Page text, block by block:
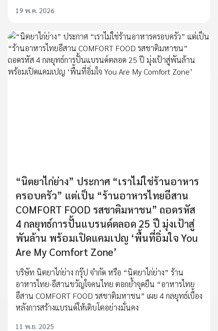
19 พ.ค. 2026
“นิตยาไก่ย่าง” ประกาศ “เราไม่ใช่ร้านอาหาร
ครอบครัว” แต่เป็น “ร้านอาหารไทยอีสาน
COMFORT FOOD รสชาติมหาชน” ถอดรหัส
4 กลยุทธ์การปั้นแบรนด์ตลอด 25 ปี มุ่งเป้าสู่
พันล้าน พร้อมเปิดแคมเปญ ‘พื้นที่อิ่มใจ You
Are My Comfort Zone’
บริษัท นิตยาไก่ย่าง กรุ๊ป จำกัด หรือ “นิตยาไก่ย่าง” ร้าน
อาหารไทย-อีสานขวัญใจคนไทย ตอกย้ำจุดยืน “อาหารไทย
อีสาน COMFORT FOOD รสชาติมหาชน” เผย 4 กลยุทธ์เบื้อง
หลังการสร้างแบรนด์ให้เติบโตอย่างมั่นคง
11 พ.ย. 2025